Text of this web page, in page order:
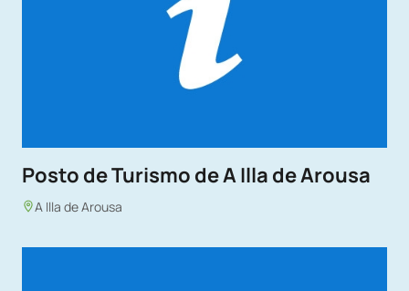
Posto de Turismo de A Illa de Arousa
A Illa de Arousa